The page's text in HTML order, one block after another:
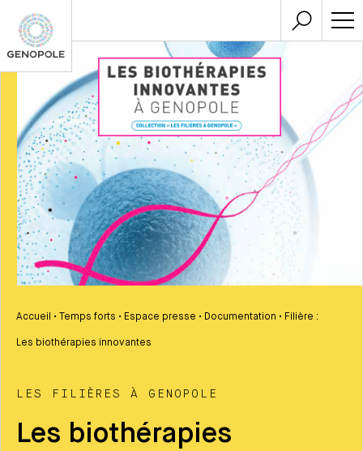
Accueil • Temps forts • Espace presse • Documentation • Filière :
Les biothérapies innovantes
LES FILIÈRES À GENOPOLE
Les biothérapies